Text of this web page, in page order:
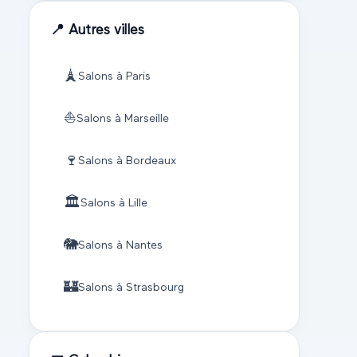
📍 Autres villes
🗼 Salons à Paris
⛵Salons à Marseille
🍷 Salons à Bordeaux
🏛️Salons à Lille
🐘Salons à Nantes
🏰Salons à Strasbourg